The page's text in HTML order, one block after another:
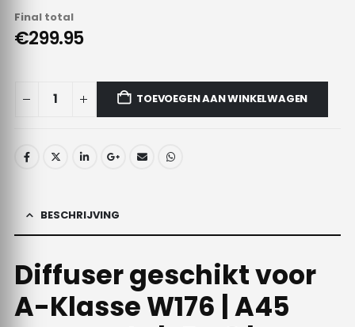
Final total
€299.95
TOEVOEGEN AAN WINKELWAGEN
BESCHRIJVING
Diffuser geschikt voor
A-Klasse W176 | A45